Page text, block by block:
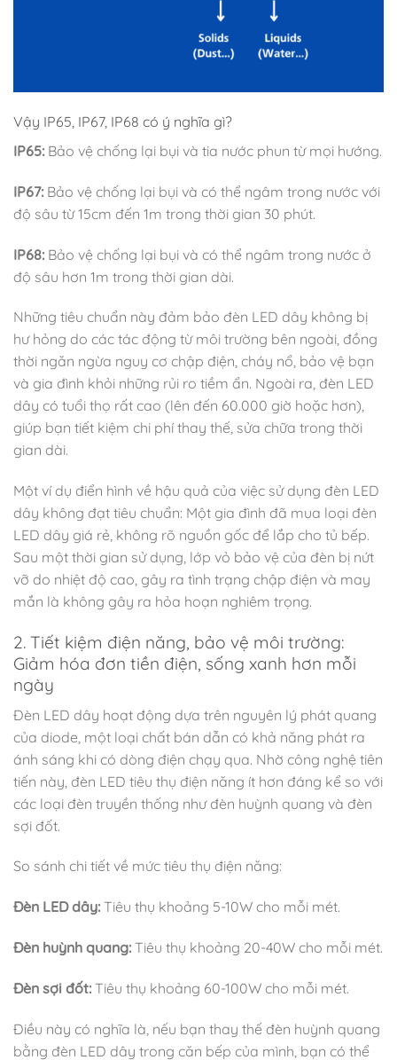
Vậy IP65, IP67, IP68 có ý nghĩa gì?
IP65: Bảo vệ chống lại bụi và tia nước phun từ mọi hướng.
IP67: Bảo vệ chống lại bụi và có thể ngâm trong nước với
độ sâu từ 15cm đến 1m trong thời gian 30 phút.
IP68: Bảo vệ chống lại bụi và có thể ngâm trong nước ở
độ sâu hơn 1m trong thời gian dài.
Những tiêu chuẩn này đảm bảo đèn LED dây không bị
hư hỏng do các tác động từ môi trường bên ngoài, đồng
thời ngăn ngừa nguy cơ chập điện, cháy nổ, bảo vệ bạn
và gia đình khỏi những rủi ro tiềm ẩn. Ngoài ra, đèn LED
dây có tuổi thọ rất cao (lên đến 60.000 giờ hoặc hơn),
giúp bạn tiết kiệm chi phí thay thế, sửa chữa trong thời
gian dài.
Một ví dụ điển hình về hậu quả của việc sử dụng đèn LED
dây không đạt tiêu chuẩn: Một gia đình đã mua loại đèn
LED dây giá rẻ, không rõ nguồn gốc để lắp cho tủ bếp.
Sau một thời gian sử dụng, lớp vỏ bảo vệ của đèn bị nứt
vỡ do nhiệt độ cao, gây ra tình trạng chập điện và may
mắn là không gây ra hỏa hoạn nghiêm trọng.
2. Tiết kiệm điện năng, bảo vệ môi trường:
Giảm hóa đơn tiền điện, sống xanh hơn mỗi
ngày
Đèn LED dây hoạt động dựa trên nguyên lý phát quang
của diode, một loại chất bán dẫn có khả năng phát ra
ánh sáng khi có dòng điện chạy qua. Nhờ công nghệ tiên
tiến này, đèn LED tiêu thụ điện năng ít hơn đáng kể so với
các loại đèn truyền thống như đèn huỳnh quang và đèn
sợi đốt.
So sánh chi tiết về mức tiêu thụ điện năng:
Đèn LED dây: Tiêu thụ khoảng 5-10W cho mỗi mét.
Đèn huỳnh quang: Tiêu thụ khoảng 20-40W cho mỗi mét.
Đèn sợi đốt: Tiêu thụ khoảng 60-100W cho mỗi mét.
Điều này có nghĩa là, nếu bạn thay thế đèn huỳnh quang
bằng đèn LED dây trong căn bếp của mình, bạn có thể